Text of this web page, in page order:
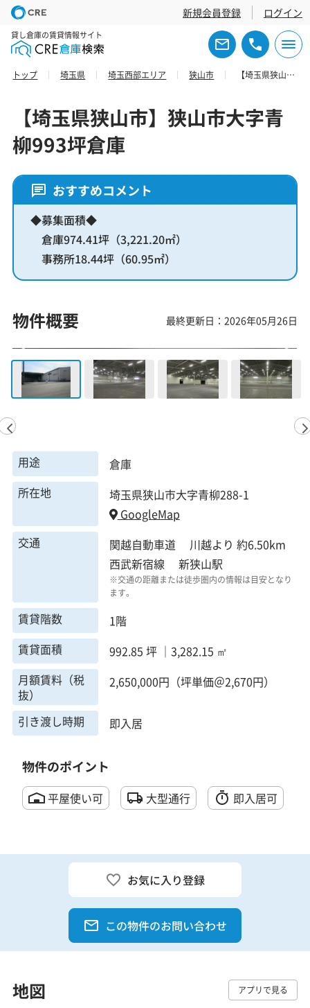
新規会員登録 ログイン
貸し倉庫の賃貸情報サイト
トップ 埼玉県 埼玉西部エリア 狭山市 【埼玉県狭山市】狭山市大字青柳993坪倉庫
【埼玉県狭山市】狭山市大字青
柳993坪倉庫
おすすめコメント
◆募集面積◆
倉庫974.41坪（3,221.20㎡）
事務所18.44坪（60.95㎡）
物件概要 最終更新日：2026年05月26日
用途
倉庫
所在地
埼玉県狭山市大字青柳288-1
GoogleMap
交通
関越自動車道 川越より 約6.50km
西武新宿線 新狭山駅
※交通の距離または徒歩圏内の情報は目安となり
ます。
賃貸階数
1階
賃貸面積
992.85 坪 ｜3,282.15 ㎡
月額賃料（税
抜）
2,650,000円（坪単価＠2,670円）
引き渡し時期 即入居
物件のポイント
平屋使い可 大型通行 即入居可
お気に入り登録
この物件のお問い合わせ
地図 アプリで見る